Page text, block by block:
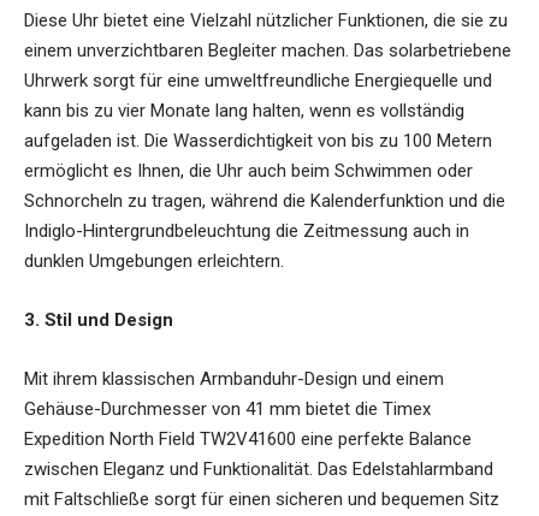
Diese Uhr bietet eine Vielzahl nützlicher Funktionen, die sie zu
einem unverzichtbaren Begleiter machen. Das solarbetriebene
Uhrwerk sorgt für eine umweltfreundliche Energiequelle und
kann bis zu vier Monate lang halten, wenn es vollständig
aufgeladen ist. Die Wasserdichtigkeit von bis zu 100 Metern
ermöglicht es Ihnen, die Uhr auch beim Schwimmen oder
Schnorcheln zu tragen, während die Kalenderfunktion und die
Indiglo-Hintergrundbeleuchtung die Zeitmessung auch in
dunklen Umgebungen erleichtern.
3. Stil und Design
Mit ihrem klassischen Armbanduhr-Design und einem
Gehäuse-Durchmesser von 41 mm bietet die Timex
Expedition North Field TW2V41600 eine perfekte Balance
zwischen Eleganz und Funktionalität. Das Edelstahlarmband
mit Faltschließe sorgt für einen sicheren und bequemen Sitz